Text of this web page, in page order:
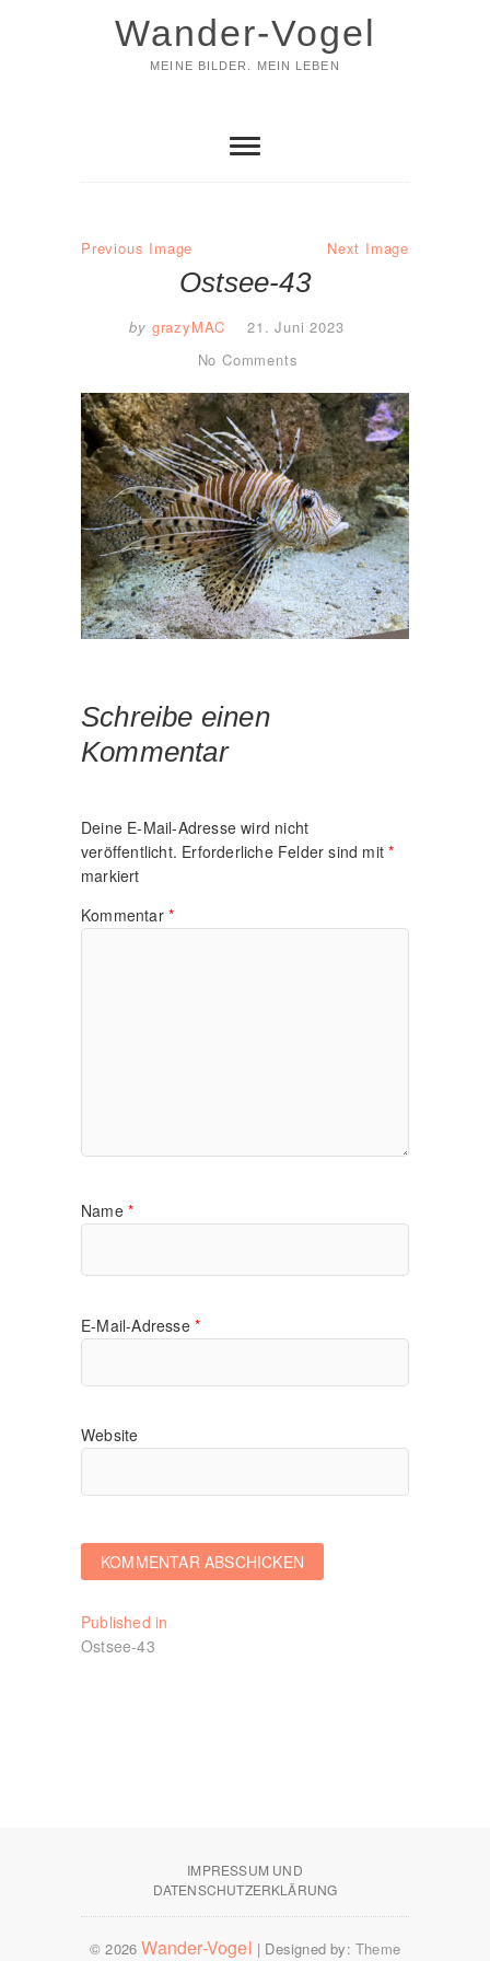
Wander-Vogel
MEINE BILDER. MEIN LEBEN
Previous Image Next Image
Ostsee-43
by grazyMAC
21. Juni 2023
No Comments
Schreibe einen
Kommentar
Deine E-Mail-Adresse wird nicht
veröffentlicht. Erforderliche Felder sind mit*
markiert
Kommentar *
Name *
E-Mail-Adresse *
Website
Beitragsnavigation
Published in
Ostsee-43
IMPRESSUM UND
DATENSCHUTZERKLÄRUNG
© 2026Wander-Vogel | Designed by: Theme